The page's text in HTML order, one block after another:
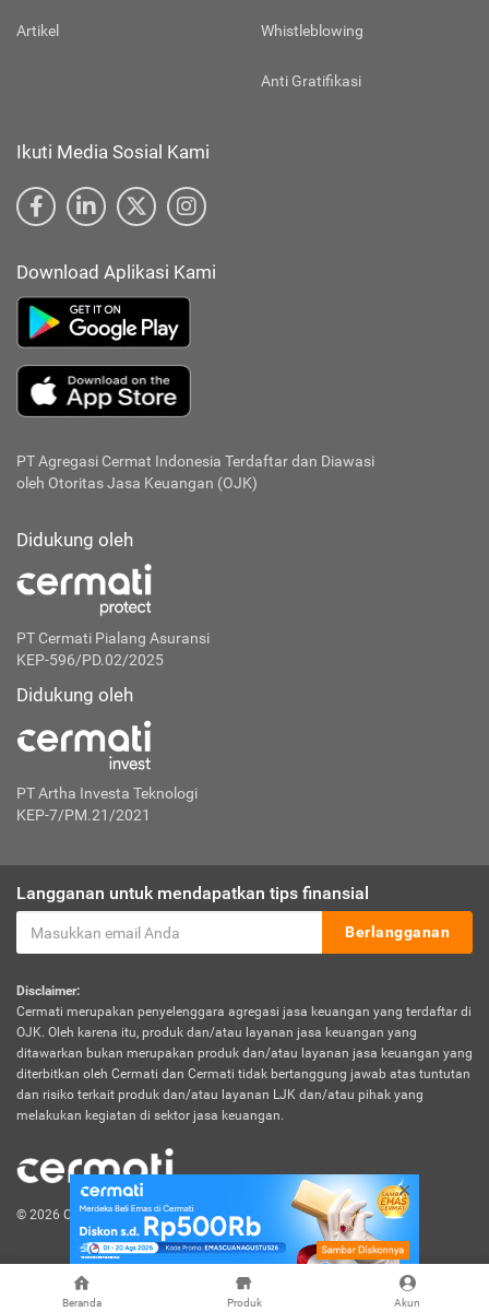
Beranda Produk Akun
Artikel Whistleblowing
Anti Gratifikasi
Ikuti Media Sosial Kami
Download Aplikasi Kami
PT Agregasi Cermat Indonesia Terdaftar dan Diawasi
oleh Otoritas Jasa Keuangan (OJK)
Didukung oleh
PT Cermati Pialang Asuransi
KEP-596/PD.02/2025
Didukung oleh
PT Artha Investa Teknologi
KEP-7/PM.21/2021
Langganan untuk mendapatkan tips finansial
Berlangganan
Disclaimer:
Cermati merupakan penyelenggara agregasi jasa keuangan yang terdaftar di
OJK. Oleh karena itu, produk dan/atau layanan jasa keuangan yang
ditawarkan bukan merupakan produk dan/atau layanan jasa keuangan yang
diterbitkan oleh Cermati dan Cermati tidak bertanggung jawab atas tuntutan
dan risiko terkait produk dan/atau layanan LJK dan/atau pihak yang
melakukan kegiatan di sektor jasa keuangan.
© 2026 Cermati. All Rights Reserved.